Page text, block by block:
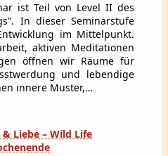
ist Teil von Level II des
In dieser Seminarstufe
im Mittelpunkt.
aktiven Meditationen
öffnen wir Räume für
und lebendige
innere Muster,…